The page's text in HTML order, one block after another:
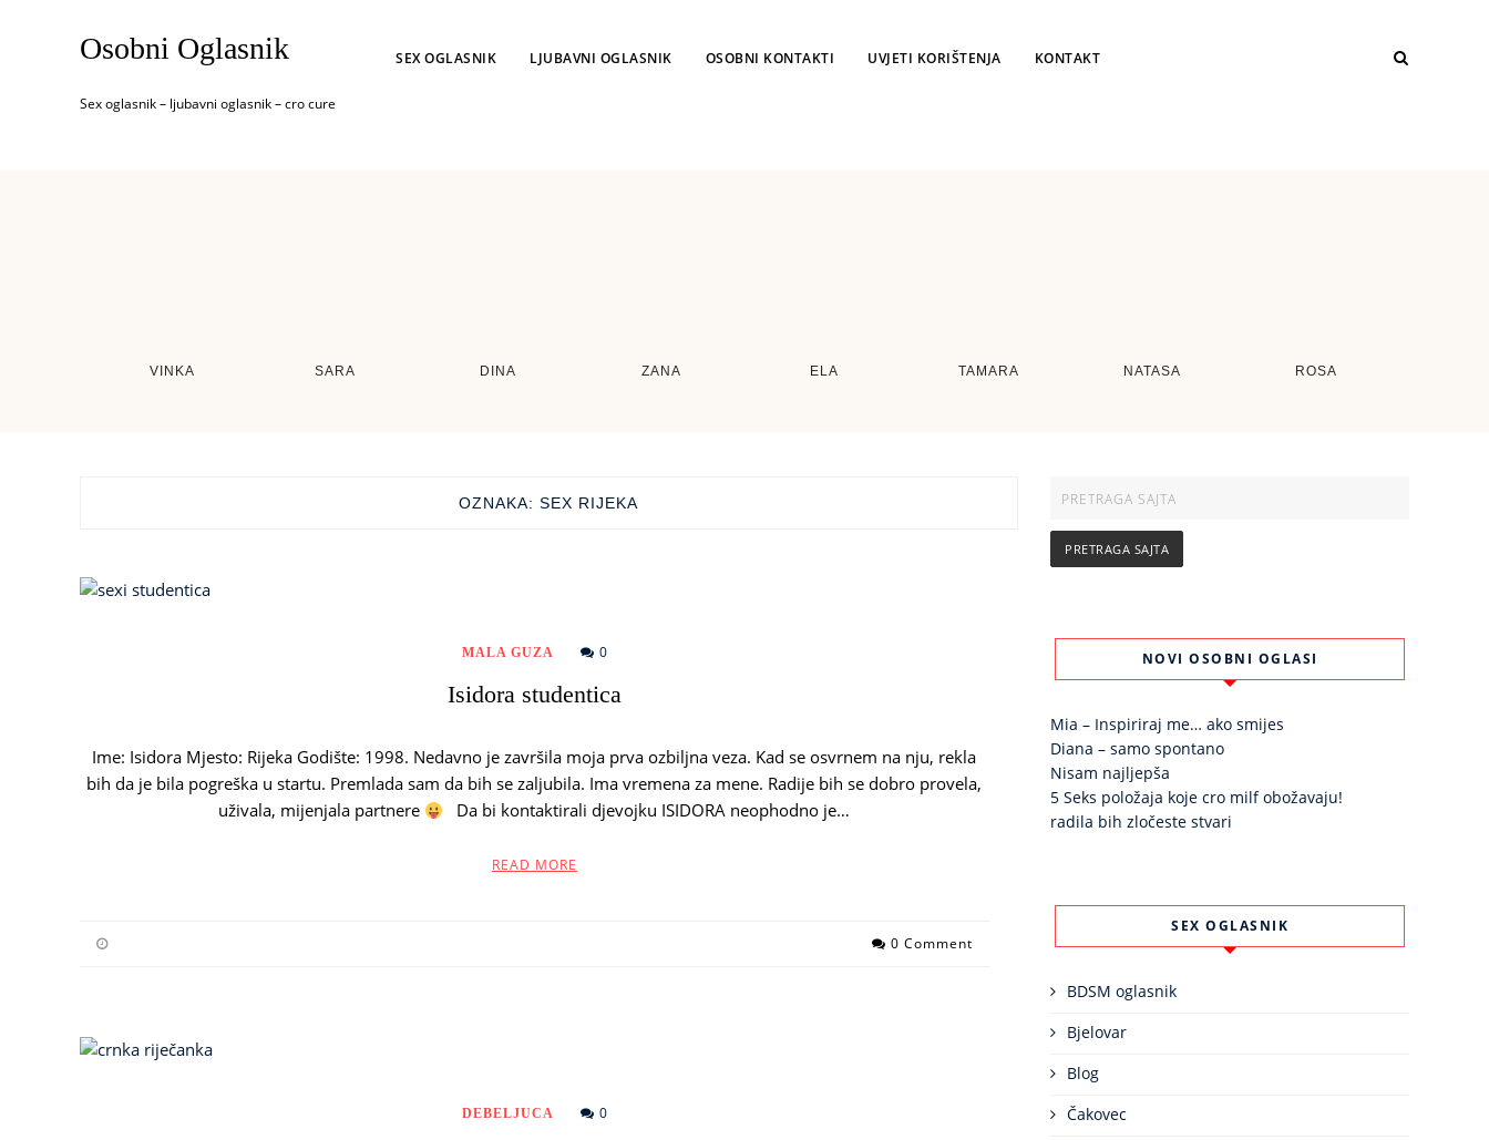
Osobni Oglasnik
Sex oglasnik – ljubavni oglasnik – cro cure
SEX OGLASNIK LJUBAVNI OGLASNIK OSOBNI KONTAKTI UVJETI KORIŠTENJA KONTAKT
VINKA SARA DINA ZANA ELA TAMARA NATASA ROSA
OZNAKA:SEX RIJEKA
MALA GUZA 0
Isidora studentica
Ime: Isidora Mjesto: Rijeka Godište: 1998. Nedavno je završila moja prva ozbiljna veza. Kad se osvrnem na nju, rekla
bih da je bila pogreška u startu. Premlada sam da bih se zaljubila. Ima vremena za mene. Radije bih se dobro provela,
uživala, mijenjala partnere
Da bi kontaktirali djevojku ISIDORA neophodno je…
READ MORE
0 Comment
DEBELJUCA 0
NOVI OSOBNI OGLASI
Mia – Inspiriraj me… ako smijes
Diana – samo spontano
Nisam najljepša
5 Seks položaja koje cro milf obožavaju!
radila bih zločeste stvari
SEX OGLASNIK
BDSM oglasnik
Bjelovar
Blog
Čakovec